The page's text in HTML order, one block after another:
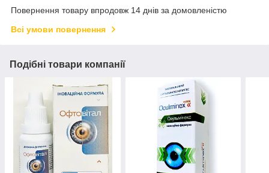
Повернення товару впродовж 14 днів за домовленістю
Всі умови повернення
Подібні товари компанії